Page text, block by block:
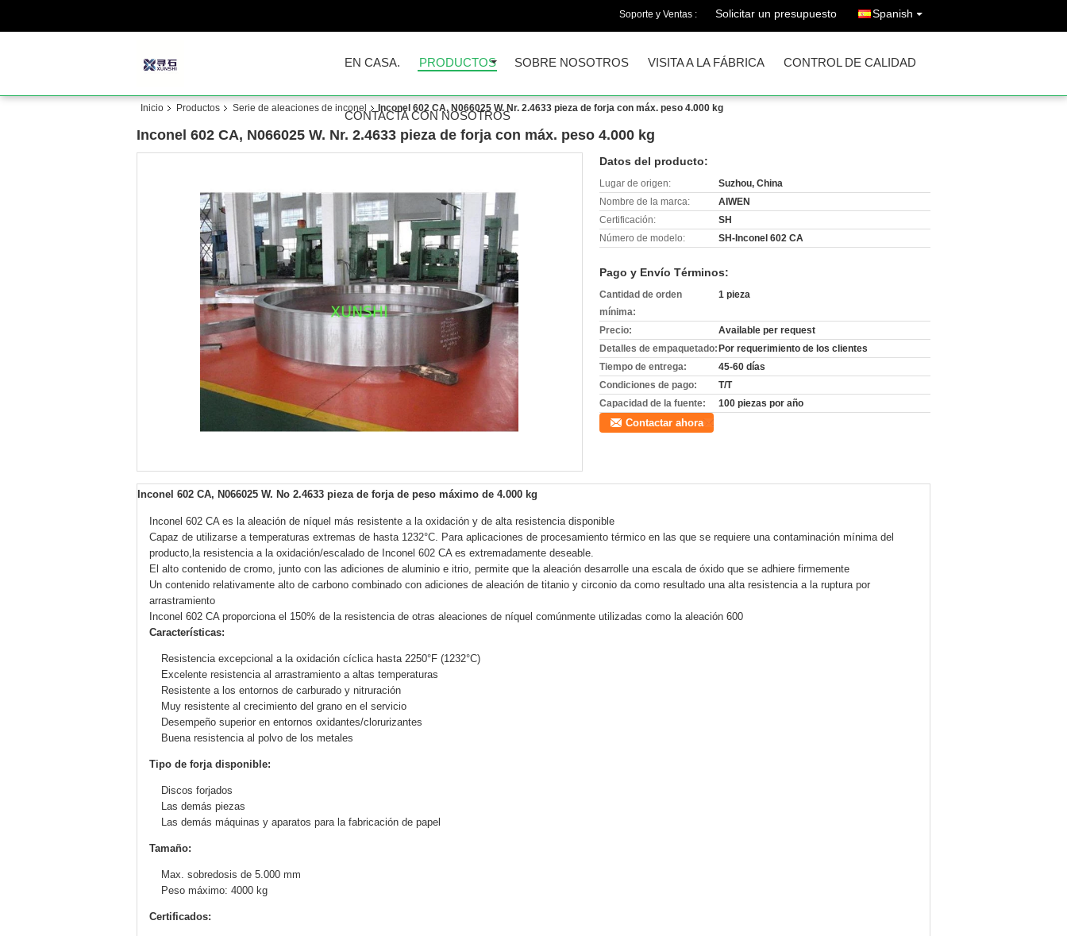
Soporte y Ventas : Solicitar un presupuesto Spanish
EN CASA. PRODUCTOS SOBRE NOSOTROS VISITA A LA FÁBRICA CONTROL DE CALIDAD
CONTACTA CON NOSOTROS
Inicio Productos Serie de aleaciones de inconel Inconel 602 CA, N066025 W. Nr. 2.4633 pieza de forja con máx. peso 4.000 kg
Inconel 602 CA, N066025 W. Nr. 2.4633 pieza de forja con máx. peso 4.000 kg
Datos del producto:
Lugar de origen:
Suzhou, China
Nombre de la marca:
AIWEN
Certificación:
SH
Número de modelo:
SH-Inconel 602 CA
Pago y Envío Términos:
Cantidad de orden
mínima:
1 pieza
Precio:
Available per request
Detalles de empaquetado: Por requerimiento de los clientes
Tiempo de entrega:
45-60 días
Condiciones de pago:
T/T
Capacidad de la fuente:
100 piezas por año
Contactar ahora
Inconel 602 CA, N066025 W. No 2.4633 pieza de forja de peso máximo de 4.000 kg
Inconel 602 CA es la aleación de níquel más resistente a la oxidación y de alta resistencia disponible
Capaz de utilizarse a temperaturas extremas de hasta 1232°C. Para aplicaciones de procesamiento térmico en las que se requiere una contaminación mínima del
producto,la resistencia a la oxidación/escalado de Inconel 602 CA es extremadamente deseable.
El alto contenido de cromo, junto con las adiciones de aluminio e itrio, permite que la aleación desarrolle una escala de óxido que se adhiere firmemente
Un contenido relativamente alto de carbono combinado con adiciones de aleación de titanio y circonio da como resultado una alta resistencia a la ruptura por
arrastramiento
Inconel 602 CA proporciona el 150% de la resistencia de otras aleaciones de níquel comúnmente utilizadas como la aleación 600
Características:
Resistencia excepcional a la oxidación cíclica hasta 2250°F (1232°C)
Excelente resistencia al arrastramiento a altas temperaturas
Resistente a los entornos de carburado y nitruración
Muy resistente al crecimiento del grano en el servicio
Desempeño superior en entornos oxidantes/clorurizantes
Buena resistencia al polvo de los metales
Tipo de forja disponible:
Discos forjados
Las demás piezas
Las demás máquinas y aparatos para la fabricación de papel
Tamaño:
Max. sobredosis de 5.000 mm
Peso máximo: 4000 kg
Certificados: